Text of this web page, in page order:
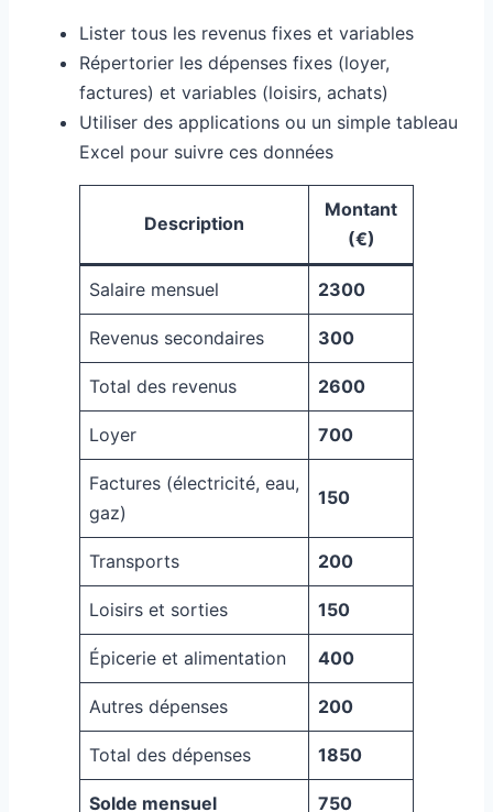
Lister tous les revenus fixes et variables
Répertorier les dépenses fixes (loyer,
factures) et variables (loisirs, achats)
Utiliser des applications ou un simple tableau
Excel pour suivre ces données
Description
Montant
(€)
Salaire mensuel 2300
Revenus secondaires 300
Total des revenus 2600
Loyer 700
Factures (électricité, eau,
gaz)
150
Transports 200
Loisirs et sorties 150
Épicerie et alimentation 400
Autres dépenses 200
Total des dépenses 1850
Solde mensuel 750